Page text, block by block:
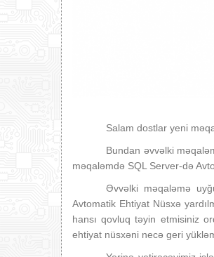
Salam dostlar yeni
Bundan əvvəlki
məqaləmdə SQL Server-də
Əvvəlki məqaləmə
Avtomatik Ehtiyat Nüsxə
hansı qovluq təyin etmisiniz
ehtiyat nüsxəni necə geri